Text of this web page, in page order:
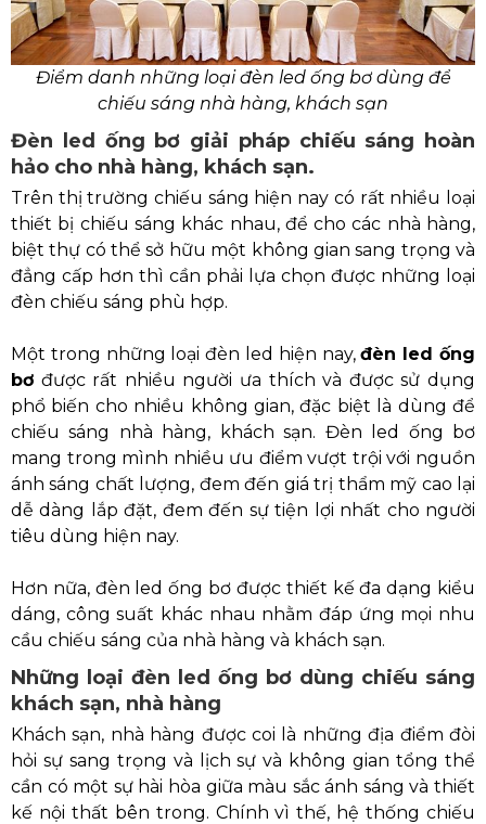
Điểm danh những loại đèn led ống bơ dùng để
chiếu sáng nhà hàng, khách sạn
Đèn led ống bơ giải pháp chiếu sáng hoàn
hảo cho nhà hàng, khách sạn.
Trên thị trường chiếu sáng hiện nay có rất nhiều loại
thiết bị chiếu sáng khác nhau, để cho các nhà hàng,
biệt thự có thể sở hữu một không gian sang trọng và
đẳng cấp hơn thì cần phải lựa chọn được những loại
đèn chiếu sáng phù hợp.
Một trong những loại đèn led hiện nay,đèn led ống
bơ được rất nhiều người ưa thích và được sử dụng
phổ biến cho nhiều không gian, đặc biệt là dùng để
chiếu sáng nhà hàng, khách sạn. Đèn led ống bơ
mang trong mình nhiều ưu điểm vượt trội với nguồn
ánh sáng chất lượng, đem đến giá trị thẩm mỹ cao lại
dễ dàng lắp đặt, đem đến sự tiện lợi nhất cho người
tiêu dùng hiện nay.
Hơn nữa, đèn led ống bơ được thiết kế đa dạng kiểu
dáng, công suất khác nhau nhằm đáp ứng mọi nhu
cầu chiếu sáng của nhà hàng và khách sạn.
Những loại đèn led ống bơ dùng chiếu sáng
khách sạn, nhà hàng
Khách sạn, nhà hàng được coi là những địa điểm đòi
hỏi sự sang trọng và lịch sự và không gian tổng thể
cần có một sự hài hòa giữa màu sắc ánh sáng và thiết
kế nội thất bên trong. Chính vì thế, hệ thống chiếu